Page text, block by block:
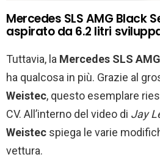
Mercedes SLS AMG Black
aspirato da 6.2 litri
Tuttavia, la Mercedes SLS
ha qualcosa in più. Grazie al
Weistec, questo esemplare
CV. All’interno del video di Jay
Weistec spiega le varie
vettura.